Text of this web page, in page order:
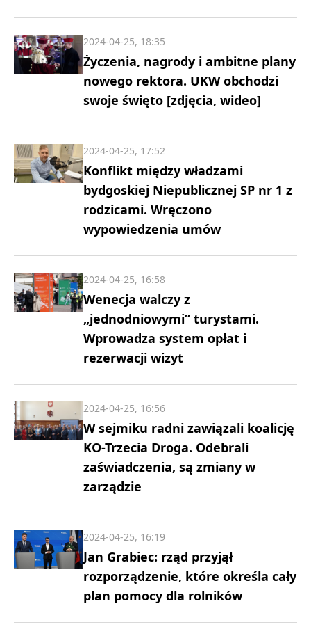
Życzenia, nagrody i ambitne plany
nowego rektora. UKW obchodzi
swoje święto [zdjęcia, wideo]
2024-04-25, 18:35
Konflikt między władzami
bydgoskiej Niepublicznej SP nr 1 z
rodzicami. Wręczono
wypowiedzenia umów
2024-04-25, 17:52
Wenecja walczy z
„jednodniowymi” turystami.
Wprowadza system opłat i
rezerwacji wizyt
2024-04-25, 16:58
W sejmiku radni zawiązali koalicję
KO-Trzecia Droga. Odebrali
zaświadczenia, są zmiany w
zarządzie
2024-04-25, 16:56
Jan Grabiec: rząd przyjął
rozporządzenie, które określa cały
plan pomocy dla rolników
2024-04-25, 16:19